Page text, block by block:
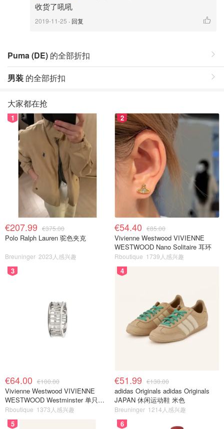
收货了吼吼
2019-11-25 · 回复
Puma (DE) 的全部折扣
男装 的全部折扣
大家都在抢
1
€207.99 €375.00
Polo Ralph Lauren 驼色夹克
Breuninger 2023人感兴趣
2
€54.40 €85.00
Vivienne Westwood VIVIENNE
WESTWOOD Nano Solitaire 耳环
Rboutique 1739人感兴趣
3
€64.00 €100.00
Vivienne Westwood VIVIENNE
WESTWOOD Westminster 单只耳
环
Rboutique 1373人感兴趣
4
€51.99 €130.00
adidas Originals adidas Originals
JAPAN 休闲运动鞋 米色
Breuninger 1214人感兴趣
5 6